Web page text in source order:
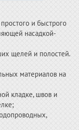
и быстрого
насадкой-
щелей и полостей.
материалов на
кладке, швов и